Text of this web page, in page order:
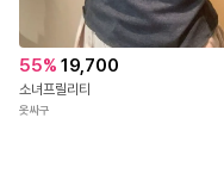
55% 19,700
소녀프릴리티
옷싸구